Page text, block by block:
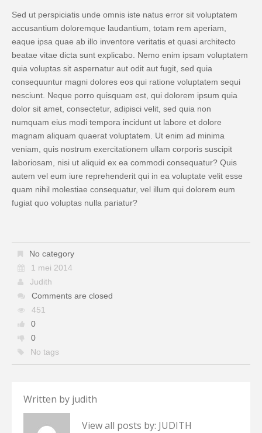
Sed ut perspiciatis unde omnis iste natus error sit voluptatem
accusantium doloremque laudantium, totam rem aperiam,
eaque ipsa quae ab illo inventore veritatis et quasi architecto
beatae vitae dicta sunt explicabo. Nemo enim ipsam voluptatem
quia voluptas sit aspernatur aut odit aut fugit, sed quia
consequuntur magni dolores eos qui ratione voluptatem sequi
nesciunt. Neque porro quisquam est, qui dolorem ipsum quia
dolor sit amet, consectetur, adipisci velit, sed quia non
numquam eius modi tempora incidunt ut labore et dolore
magnam aliquam quaerat voluptatem. Ut enim ad minima
veniam, quis nostrum exercitationem ullam corporis suscipit
laboriosam, nisi ut aliquid ex ea commodi consequatur? Quis
autem vel eum iure reprehenderit qui in ea voluptate velit esse
quam nihil molestiae consequatur, vel illum qui dolorem eum
fugiat quo voluptas nulla pariatur?
No category
1 mei 2014
Judith
Comments are closed
451
0
0
No tags
Written by judith
View all posts by: JUDITH